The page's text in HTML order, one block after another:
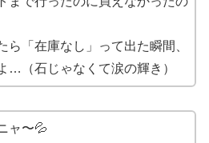
ら「在庫なし」って出た瞬間、
…（石じゃなくて涙の輝き）
ャ〜💦